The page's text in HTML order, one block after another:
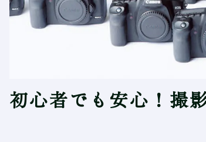
初心者でも安心！撮